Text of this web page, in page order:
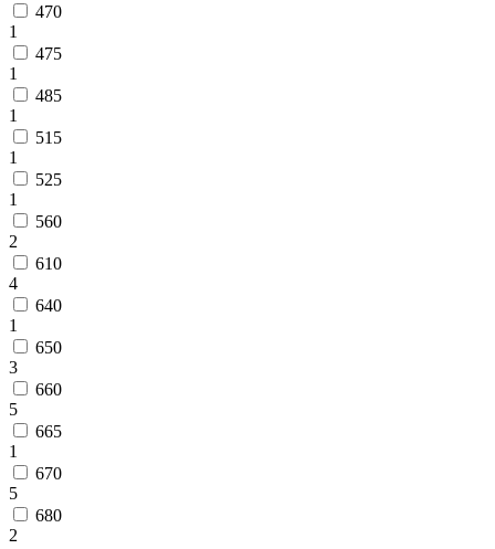
470
1
475
1
485
1
515
1
525
1
560
2
610
4
640
1
650
3
660
5
665
1
670
5
680
2